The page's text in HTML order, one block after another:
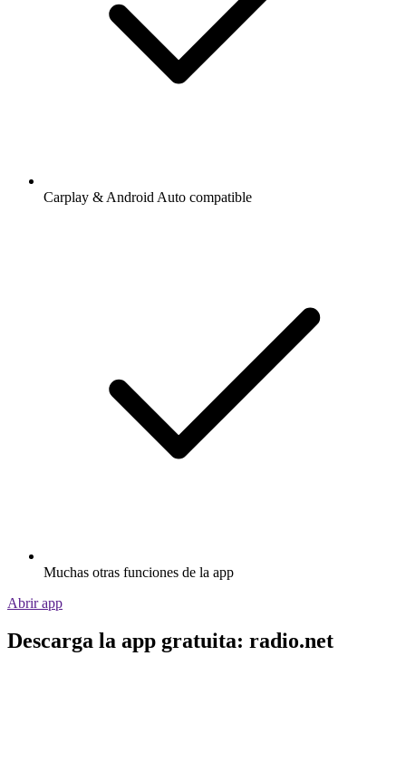
Carplay & Android Auto compatible
Muchas otras funciones de la app
Abrir app
Descarga la app gratuita: radio.net